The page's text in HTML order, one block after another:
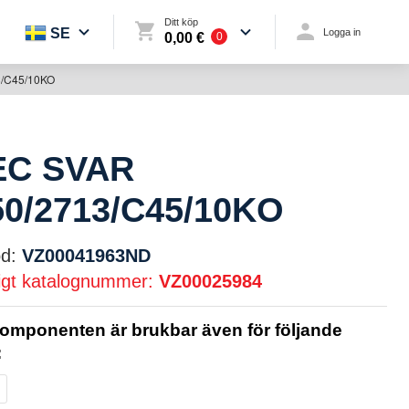
SE
Ditt köp
0,00 € 0 Logga in
C45/10KO
SVAR
2713/C45/10KO
VZ00041963ND
katalognummer: VZ00025984
är brukbar även för följande